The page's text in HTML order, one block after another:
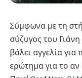
Σύμφωνα με τη
σύζυγος του
βάλει αγγελία
ερώτημα για το